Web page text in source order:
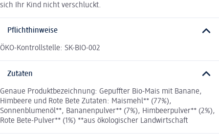
sich Ihr Kind nicht verschluckt.
Pflichthinweise
ÖKO-Kontrollstelle: SK-BIO-002
Zutaten
Genaue Produktbezeichnung: Gepuffter Bio-Mais mit Banane,
Himbeere und Rote Bete Zutaten: Maismehl** (77%),
Sonnenblumenöl**, Bananenpulver** (7%), Himbeerpulver** (2%),
Rote Bete-Pulver** (1%) **aus ökologischer Landwirtschaft